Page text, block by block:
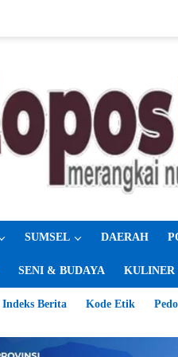
SUMSEL DAERAH
SENI & BUDAYA KULINER
Indeks Berita Kode Etik